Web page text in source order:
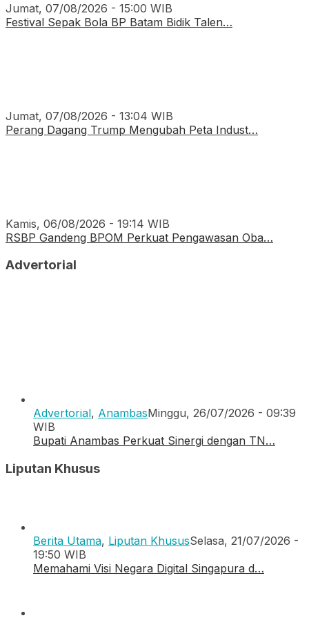
Jumat, 07/08/2026 - 15:00 WIB
Festival Sepak Bola BP Batam Bidik Talen…
Jumat, 07/08/2026 - 13:04 WIB
Perang Dagang Trump Mengubah Peta Indust…
Kamis, 06/08/2026 - 19:14 WIB
RSBP Gandeng BPOM Perkuat Pengawasan Oba…
Advertorial
Advertorial, AnambasMinggu, 26/07/2026 - 09:39
WIB
Bupati Anambas Perkuat Sinergi dengan TN…
Liputan Khusus
Berita Utama, Liputan KhususSelasa, 21/07/2026 -
19:50 WIB
Memahami Visi Negara Digital Singapura d…